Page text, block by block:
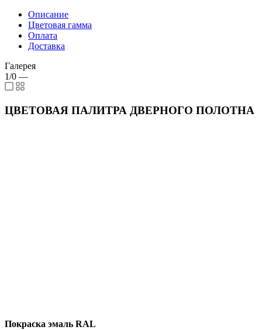
Описание
Цветовая гамма
Оплата
Доставка
Галерея
1/0 —
ЦВЕТОВАЯ ПАЛИТРА ДВЕРНОГО ПОЛОТНА
Покраска эмаль RAL